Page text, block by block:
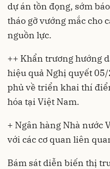
dự án tồn đọng, sớm
tháo gỡ vướng mắc cho
nguồn lực.
++ Khẩn trương hướng
hiệu quả Nghị quyết
phủ về triển khai thí
hóa tại Việt Nam.
+ Ngân hàng Nhà nước
với các cơ quan liên
Bám sát diễn biến thị